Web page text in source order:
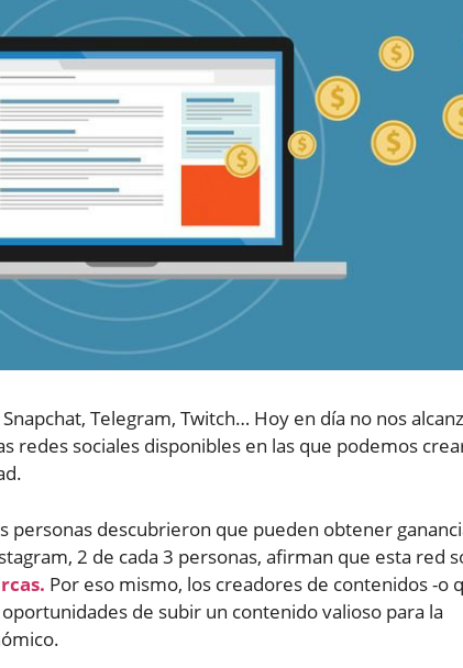
Telegram, Twitch… Hoy en día no nos
redes sociales disponibles en las que podemos
personas descubrieron que pueden obtener
2 de cada 3 personas, afirman que esta red
Por eso mismo, los creadores de contenidos -o
de subir un contenido valioso para la